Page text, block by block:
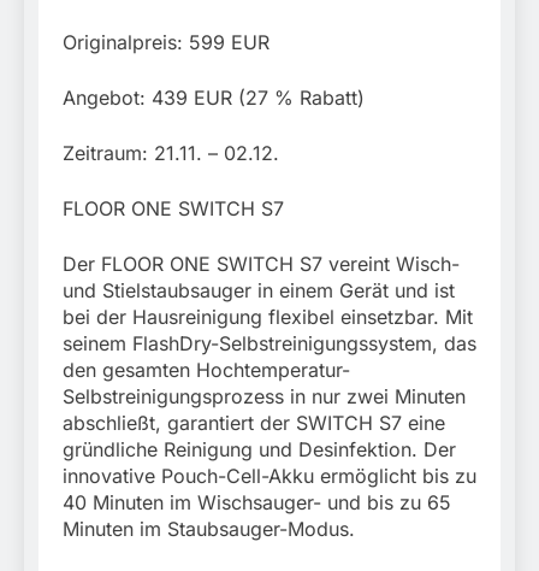
Originalpreis: 599 EUR
Angebot: 439 EUR (27 % Rabatt)
Zeitraum: 21.11. – 02.12.
FLOOR ONE SWITCH S7
Der FLOOR ONE SWITCH S7 vereint Wisch-
und Stielstaubsauger in einem Gerät und ist
bei der Hausreinigung flexibel einsetzbar. Mit
seinem FlashDry-Selbstreinigungssystem, das
den gesamten Hochtemperatur-
Selbstreinigungsprozess in nur zwei Minuten
abschließt, garantiert der SWITCH S7 eine
gründliche Reinigung und Desinfektion. Der
innovative Pouch-Cell-Akku ermöglicht bis zu
40 Minuten im Wischsauger- und bis zu 65
Minuten im Staubsauger-Modus.